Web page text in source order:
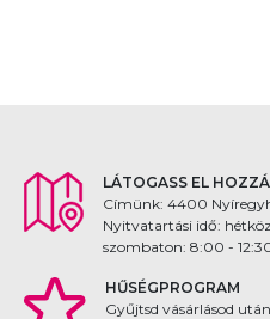
LÁTOGASS EL
Címünk: 4400
Nyitvatartási idő:
szombaton: 8:00 -
HŰSÉGPROGRAM
Gyűjtsd vásárlásod